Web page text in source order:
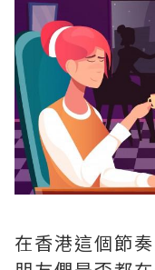
在香港這個節